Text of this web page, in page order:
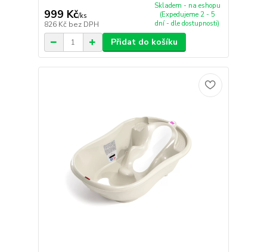
999 Kč/ks
826 Kč bez DPH
Skladem - na eshopu
(Expedujeme 2 - 5
dní - dle dostupnosti)
Přidat do košíku